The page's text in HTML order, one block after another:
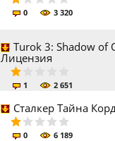
0 3 320
Turok 3: Shadow of
Лицензия
1 2 651
Сталкер Тайна
0 6 189